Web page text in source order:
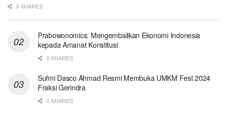
0 SHARES
Prabowonomics: Mengembalikan Ekonomi Indonesia
kepada Amanat Konstitusi
0 SHARES
Sufmi Dasco Ahmad Resmi Membuka UMKM Fest 2024
Fraksi Gerindra
0 SHARES